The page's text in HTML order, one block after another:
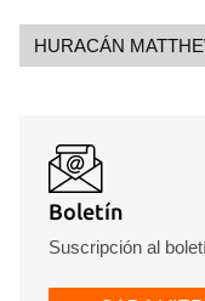
HURACÁN
Boletín
Suscripción al